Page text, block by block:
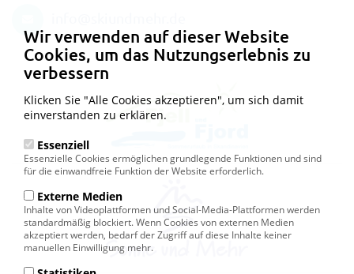
Wir verwenden auf dieser Website
Cookies, um das Nutzungserlebnis zu
verbessern
Klicken Sie "Alle Cookies akzeptieren", um sich damit
einverstanden zu erklären.
Essenziell
Essenzielle Cookies ermöglichen grundlegende Funktionen und sind
für die einwandfreie Funktion der Website erforderlich.
Externe Medien
Inhalte von Videoplattformen und Social-Media-Plattformen werden
standardmäßig blockiert. Wenn Cookies von externen Medien
akzeptiert werden, bedarf der Zugriff auf diese Inhalte keiner
manuellen Einwilligung mehr.